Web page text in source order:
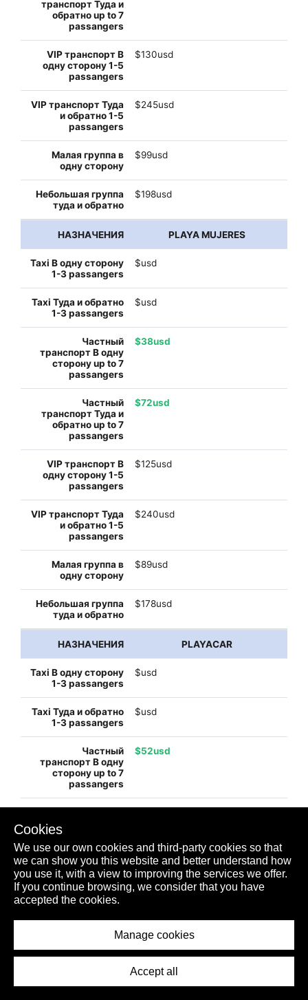
$130usd
$245usd
$99usd
$198usd
PLAYA MUJERES
$usd
$usd
$38usd
$72usd
$125usd
$240usd
$89usd
$178usd
PLAYACAR
$usd
$usd
$52usd
$130usd
$245usd
$99usd
Cookies
We use our own cookies and third-party cookies so that
we can show you this website and better understand how
you use it, with a view to improving the services we offer.
If you continue browsing, we consider that you have
accepted the cookies.
Manage cookies
Accept all